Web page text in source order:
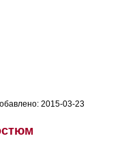
2015-03-23